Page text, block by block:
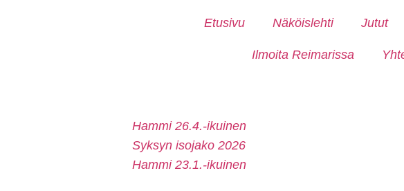
Etusivu Näköislehti Jutut
Ilmoita Reimarissa
Hammi 26.4.-ikuinen
Syksyn isojako 2026
Hammi 23.1.-ikuinen